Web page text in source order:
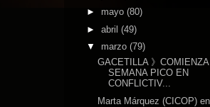
► mayo (80)
► abril (49)
▼ marzo (79)
GACETILLA 》
SEMANA PICO EN
CONFLICTIV...
Marta Márquez (CICOP)